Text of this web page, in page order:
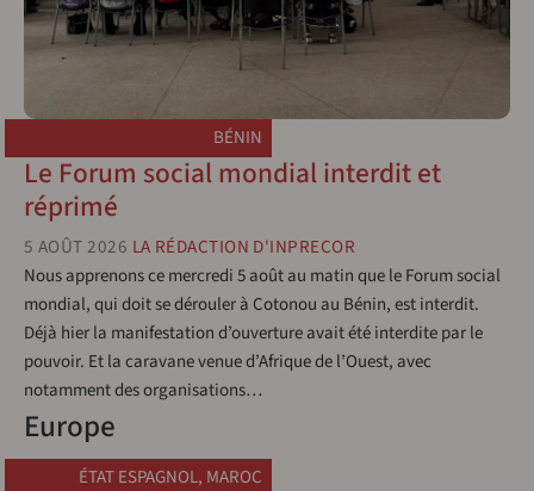
BÉNIN
Le Forum social mondial interdit et
réprimé
5 AOÛT 2026 LA RÉDACTION D'INPRECOR
Nous apprenons ce mercredi 5 août au matin que le Forum social
mondial, qui doit se dérouler à Cotonou au Bénin, est interdit.
Déjà hier la manifestation d’ouverture avait été interdite par le
pouvoir. Et la caravane venue d’Afrique de l’Ouest, avec
notamment des organisations…
Europe
ÉTAT ESPAGNOL, MAROC